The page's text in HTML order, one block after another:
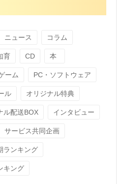
ニュース コラム
育 CD 本
ーム PC・ソフトウェア
ル オリジナル特典
ル配送BOX インタビュー
サービス共同企画
ランキング
キング